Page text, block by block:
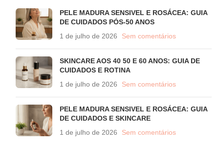
PELE MADURA SENSIVEL E ROSÁCEA: GUIA
DE CUIDADOS PÓS-50 ANOS
1 de julho de 2026
Sem comentários
SKINCARE AOS 40 50 E 60 ANOS: GUIA DE
CUIDADOS E ROTINA
1 de julho de 2026
Sem comentários
PELE MADURA SENSIVEL E ROSÁCEA: GUIA
DE CUIDADOS E SKINCARE
1 de julho de 2026
Sem comentários